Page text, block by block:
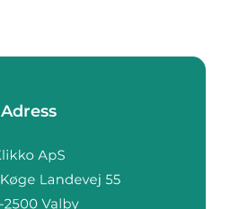
Adress